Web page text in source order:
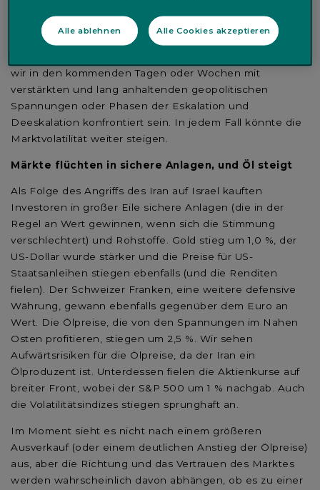
beider Parteien im April zu unterscheiden. Dies rückt
geopolitische Risiken wieder in den Vordergrund der
wir in den kommenden Tagen oder Wochen mit
verstärkten und lang anhaltenden geopolitischen
Spannungen oder Phasen der Eskalation und
Deeskalation konfrontiert sein. In jedem Fall könnte die
Marktvolatilität weiter steigen.
Märkte flüchten in sichere Anlagen, und Öl steigt
Als Folge des Angriffs des Iran auf Israel kauften
Investoren in großer Eile sichere Anlagen (die in der
Regel an Wert gewinnen, wenn sich die Stimmung
verschlechtert) und Rohstoffe. Gold stieg um 1,0 %, der
US-Dollar wurde stärker und die Preise für US-
Staatsanleihen stiegen ebenfalls (und die Renditen
fielen). Der Schweizer Franken, eine weitere defensive
Währung, gewann ebenfalls gegenüber dem Euro an
Wert. Die Ölpreise, die von den Spannungen im Nahen
Osten profitieren, stiegen um 2,5 %. Wir sehen
Aufwärtsrisiken für die Ölpreise, da der Iran ein
Ölproduzent ist. Unterdessen fielen die Aktienkurse auf
breiter Front, wobei der S&P 500 um 1 % nachgab. Auch
die Volatilitätsindizes stiegen sprunghaft an.
Im Moment sieht es nicht nach einem größeren
Ausverkauf (oder einem deutlichen Anstieg der Ölpreise)
aus, aber die Richtung und das Vertrauen des Marktes
werden wahrscheinlich davon abhängen, ob es zu einer
Alle ablehnen Alle Cookies akzeptieren